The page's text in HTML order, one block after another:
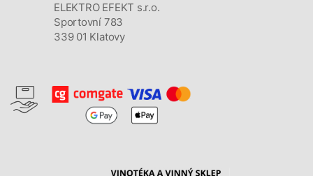
ELEKTRO EFEKT s.r.o.
Sportovní 783
339 01 Klatovy